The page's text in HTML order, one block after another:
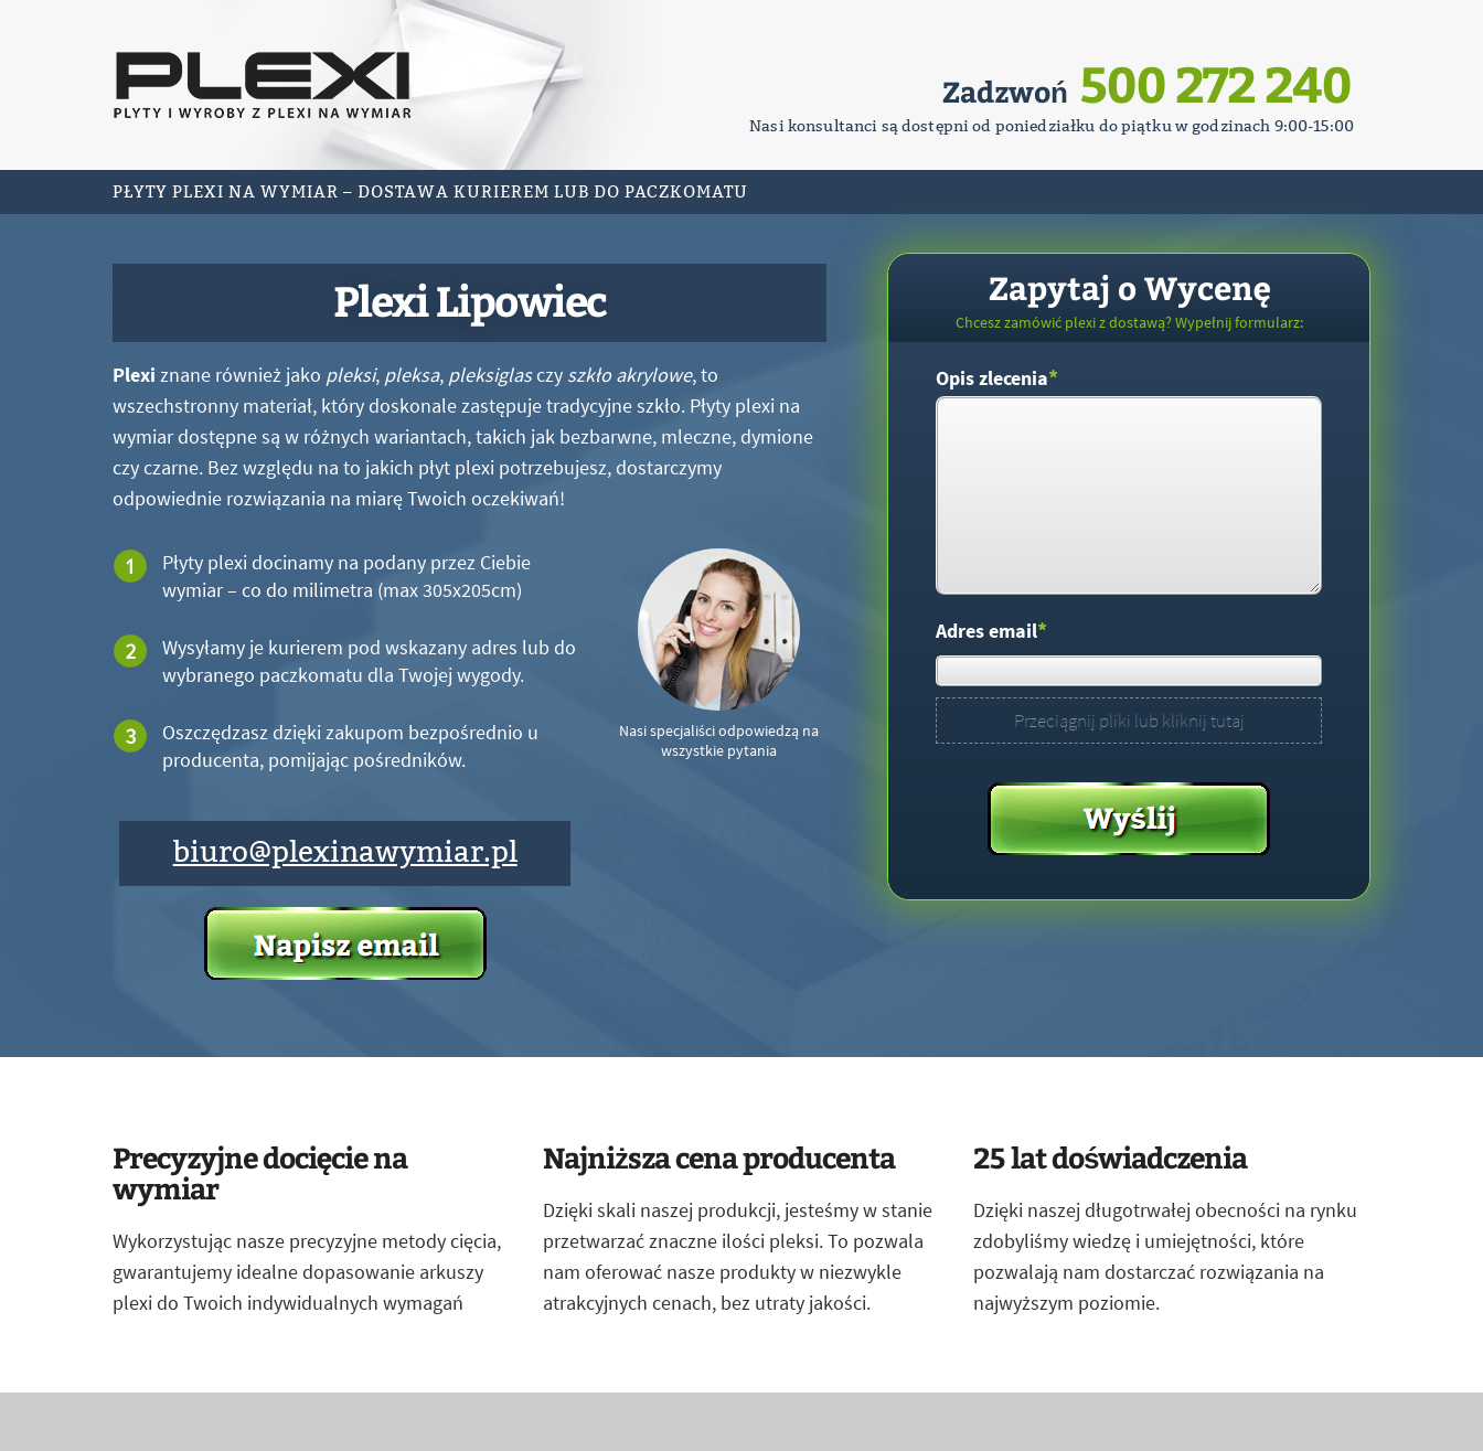
Zadzwoń 500 272 240
Nasi konsultanci są dostępni od poniedziałku do piątku w godzinach 9:00-15:00
PŁYTY PLEXI NA WYMIAR – DOSTAWA KURIEREM LUB DO PACZKOMATU
Plexi Lipowiec
Plexi znane również jako pleksi, pleksa, pleksiglasczy szkło akrylowe, to
wszechstronny materiał, który doskonale zastępuje tradycyjne szkło. Płyty plexi na
wymiar dostępne są w różnych wariantach, takich jak bezbarwne, mleczne, dymione
czy czarne. Bez względu na to jakich płyt plexi potrzebujesz, dostarczymy
odpowiednie rozwiązania na miarę Twoich oczekiwań!
Płyty plexi docinamy na podany przez Ciebie
wymiar – co do milimetra (max 305x205cm)
Wysyłamy je kurierem pod wskazany adres lub do
wybranego paczkomatu dla Twojej wygody.
Oszczędzasz dzięki zakupom bezpośrednio u
producenta, pomijając pośredników.
biuro@plexinawymiar.pl
Nasi specjaliści odpowiedzą na
wszystkie pytania
Zapytaj o Wycenę
Chcesz zamówić plexi z dostawą? Wypełnij formularz:
Opis zlecenia*
Adres email*
Przeciągnij pliki lub kliknij tutaj
Precyzyjne docięcie na
wymiar
Wykorzystując nasze precyzyjne metody cięcia,
gwarantujemy idealne dopasowanie arkuszy
plexi do Twoich indywidualnych wymagań
Najniższa cena producenta
Dzięki skali naszej produkcji, jesteśmy w stanie
przetwarzać znaczne ilości pleksi. To pozwala
nam oferować nasze produkty w niezwykle
atrakcyjnych cenach, bez utraty jakości.
25 lat doświadczenia
Dzięki naszej długotrwałej obecności na rynku
zdobyliśmy wiedzę i umiejętności, które
pozwalają nam dostarczać rozwiązania na
najwyższym poziomie.